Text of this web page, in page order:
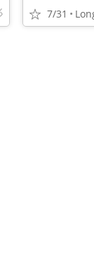
7/31